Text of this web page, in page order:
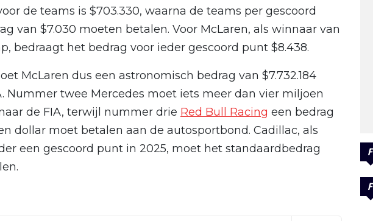
de teams is $703.330, waarna de teams per gescoord
van $7.030 moeten betalen. Voor McLaren, als winnaar van
bedraagt het bedrag voor ieder gescoord punt $8.438.
McLaren dus een astronomisch bedrag van $7.732.184
Nummer twee Mercedes moet iets meer dan vier miljoen
de FIA, terwijl nummer drie Red Bull Racing een bedrag
dollar moet betalen aan de autosportbond. Cadillac, als
een gescoord punt in 2025, moet het standaardbedrag